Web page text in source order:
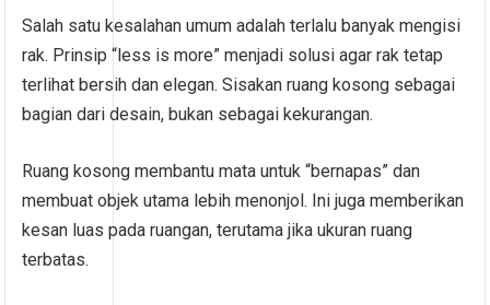
Salah satu kesalahan umum adalah terlalu banyak mengisi
rak. Prinsip “less is more” menjadi solusi agar rak tetap
terlihat bersih dan elegan. Sisakan ruang kosong sebagai
bagian dari desain, bukan sebagai kekurangan.
Ruang kosong membantu mata untuk “bernapas” dan
membuat objek utama lebih menonjol. Ini juga memberikan
kesan luas pada ruangan, terutama jika ukuran ruang
terbatas.